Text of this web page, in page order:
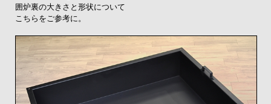
囲炉裏の大きさと形状について
こちらをご参考に。